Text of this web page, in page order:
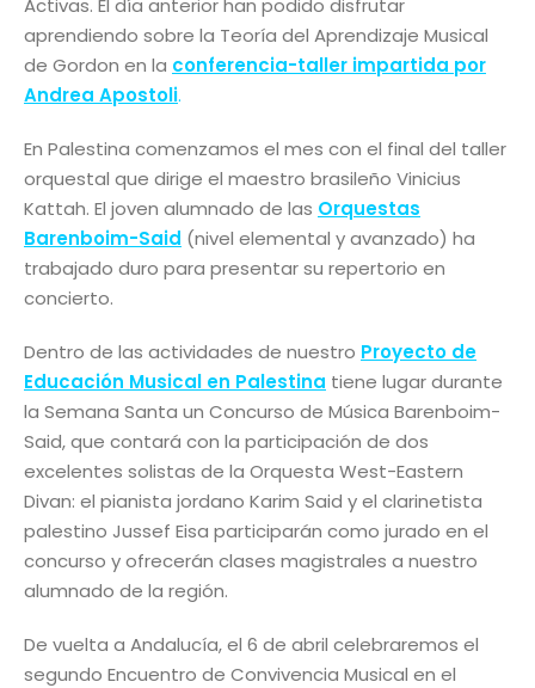
Activas. El día anterior han podido disfrutar
aprendiendo sobre la Teoría del Aprendizaje Musical
de Gordon en la conferencia-taller impartida por
Andrea Apostoli.
En Palestina comenzamos el mes con el final del taller
orquestal que dirige el maestro brasileño Vinicius
Kattah. El joven alumnado de las Orquestas
Barenboim-Said (nivel elemental y avanzado) ha
trabajado duro para presentar su repertorio en
concierto.
Dentro de las actividades de nuestro Proyecto de
Educación Musical en Palestina tiene lugar durante
la Semana Santa un Concurso de Música Barenboim-
Said, que contará con la participación de dos
excelentes solistas de la Orquesta West-Eastern
Divan: el pianista jordano Karim Said y el clarinetista
palestino Jussef Eisa participarán como jurado en el
concurso y ofrecerán clases magistrales a nuestro
alumnado de la región.
De vuelta a Andalucía, el 6 de abril celebraremos el
segundo Encuentro de Convivencia Musical en el